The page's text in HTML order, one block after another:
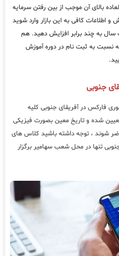
بالای آن موجب از بین رفتن سرمایه
اطلاعات کافی به این بازار وارد شوید
به چند برابر افزایش دهید. هم
نسبت به ثبت نام در دوره آموزش
جنوبی
فارکس در آفریقای جنوبی کلیه
شده و تاریخ معین بصورت فیزیکی
شوند ، توجه داشته باشید کلاس های
تنها در محل شعب سهامیر برگزار